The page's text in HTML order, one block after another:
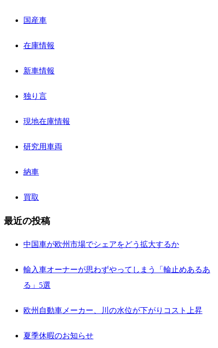
国産車
在庫情報
新車情報
独り言
現地在庫情報
研究用車両
納車
買取
最近の投稿
中国車が欧州市場でシェアをどう拡大するか
輸入車オーナーが思わずやってしまう「輪止めあるあ
る」5選
欧州自動車メーカー、川の水位が下がりコスト上昇
夏季休暇のお知らせ